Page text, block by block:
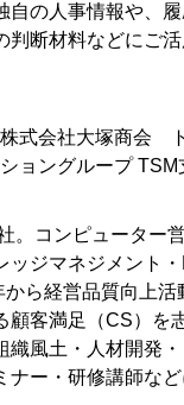
自の人事情報や、
判断材料などにご活
株式会社大塚商会
ショングループ TSM
。コンピューター
ッジマネジメント
から経営品質向上活
顧客満足（CS）を
織風土・人材開発
ナー・研修講師など